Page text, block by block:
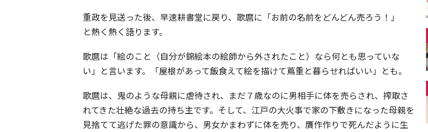
重政を見送った後、早速耕書堂に戻り、歌麿に「お前の名前をどんどん売ろう！」
と熱く熱く語ります。
歌麿は「絵のこと（自分が錦絵本の絵師から外されたこと）なら何とも思っていな
い」と言います。「屋根があって飯食えて絵を描けて蔦重と暮らせればいい」とも。
歌麿は、鬼のような母親に虐待され、まだ７歳なのに男相手に体を売らされ、搾取さ
れてきた壮絶な過去の持ち主です。そして、江戸の大火事で家の下敷きになった母親を
見捨てて逃げた罪の意識から、男女かまわずに体を売り、贋作作りで死んだように生